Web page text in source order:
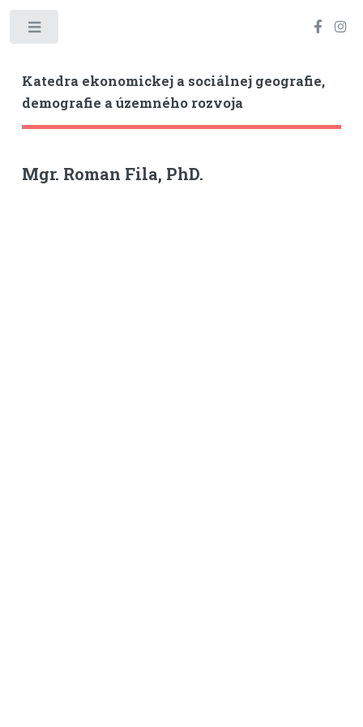
Katedra ekonomickej a sociálnej geografie,
demografie a územného rozvoja
Mgr. Roman Fila, PhD.